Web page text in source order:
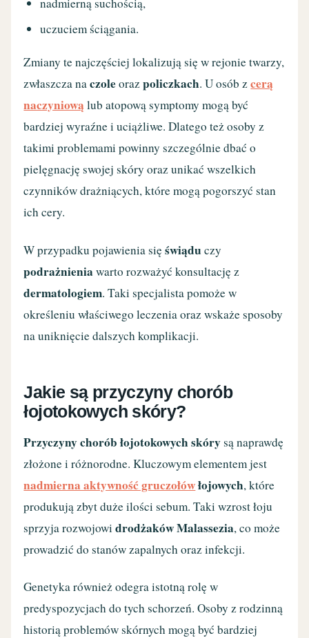
uczuciem ściągania.
Zmiany te najczęściej lokalizują się w rejonie twarzy,
zwłaszcza naczoleorazpoliczkach. U osób zcerą
naczyniową lub atopową symptomy mogą być
bardziej wyraźne i uciążliwe. Dlatego też osoby z
takimi problemami powinny szczególnie dbać o
pielęgnację swojej skóry oraz unikać wszelkich
czynników drażniących, które mogą pogorszyć stan
ich cery.
W przypadku pojawienia sięświąduczy
podrażnienia warto rozważyć konsultację z
dermatologiem. Taki specjalista pomoże w
określeniu właściwego leczenia oraz wskaże sposoby
na uniknięcie dalszych komplikacji.
Jakie są przyczyny chorób
łojotokowych skóry?
Przyczyny chorób łojotokowych skórysą naprawdę
złożone i różnorodne. Kluczowym elementem jest
nadmierna aktywność gruczołówłojowych, które
produkują zbyt duże ilości sebum. Taki wzrost łoju
sprzyja rozwojowidrodżaków Malassezia, co może
prowadzić do stanów zapalnych oraz infekcji.
Genetyka również odegra istotną rolę w
predyspozycjach do tych schorzeń. Osoby z rodzinną
historią problemów skórnych mogą być bardziej